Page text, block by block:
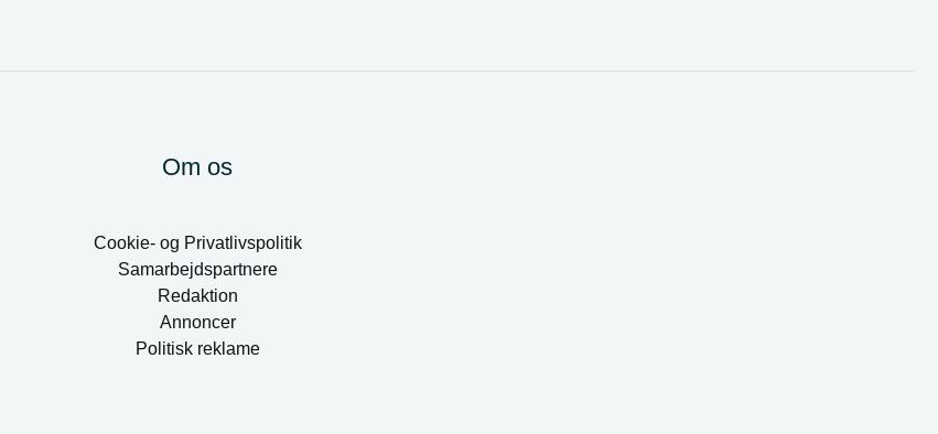
Om os
Cookie- og Privatlivspolitik
Samarbejdspartnere
Redaktion
Annoncer
Politisk reklame